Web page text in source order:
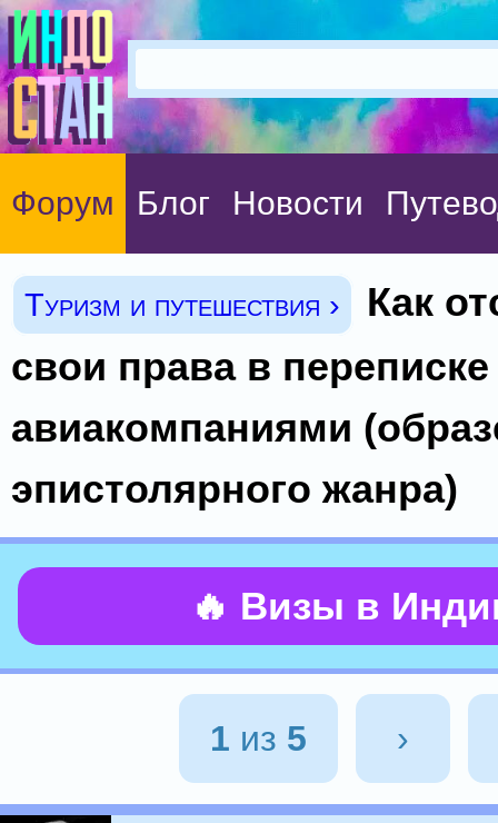
Форум Блог Новости
Туризм и путешествия ›
Как
свои права в переписке
авиакомпаниями
эпистолярного жанра)
🔥 Визы в
1 из 5 ›